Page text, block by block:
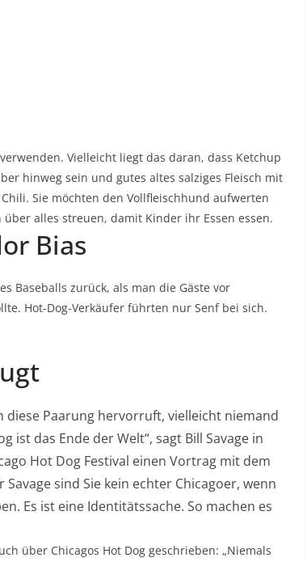
Vielleicht liegt das daran, dass Ketchup
hinweg sein und gutes altes salziges Fleisch mit
Chili. Sie möchten den Vollfleischhund aufwerten
alles streuen, damit Kinder ihr Essen essen.
Bias
Baseballs zurück, als man die Gäste vor
Hot-Dog-Verkäufer führten nur Senfbei sich.
Paarung hervorruft, vielleicht niemand
ist das Ende der Welt“, sagt Bill Savage in
Hot Dog Festival einen Vortrag mit dem
sind Sie kein echter Chicagoer, wenn
Es ist eine Identitätssache. So machen es
über Chicagos Hot Dog geschrieben: „Niemals